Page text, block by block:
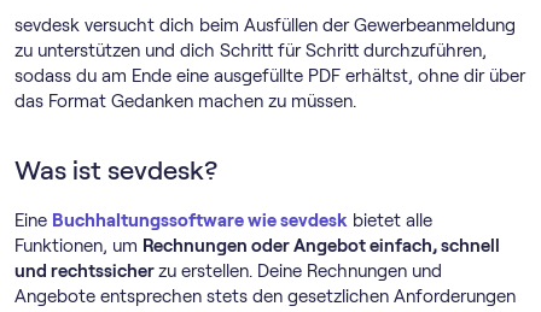
sevdesk versucht dich beim Ausfüllen der Gewerbeanmeldung
zu unterstützen und dich Schritt für Schritt durchzuführen,
sodass du am Ende eine ausgefüllte PDF erhältst, ohne dir über
das Format Gedanken machen zu müssen.
Was ist sevdesk?
Eine Buch­haltungs­software wie sevdesk bietet alle
Funktionen, um Rechnungen oder Angebot einfach, schnell
und rechtssicherzu erstellen. Deine Rechnungen und
Angebote entsprechen stets den gesetzlichen Anforderungen